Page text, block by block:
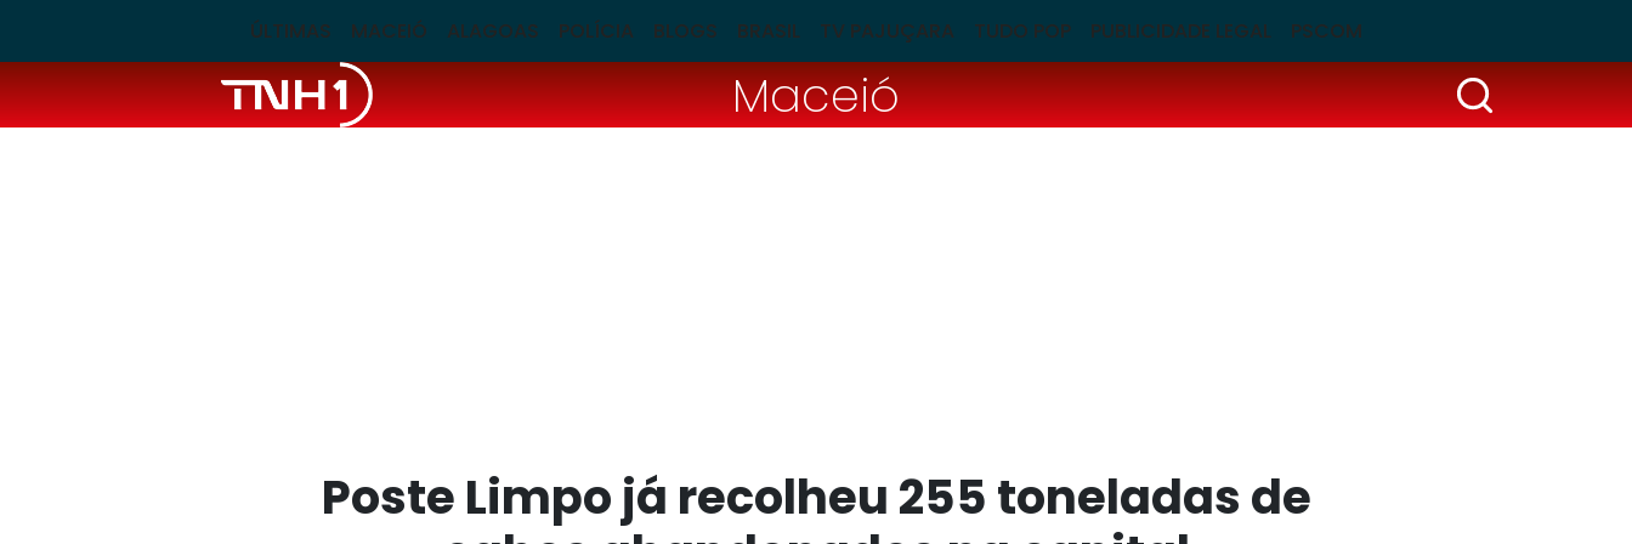
ÚLTIMAS MACEIÓ ALAGOAS POLÍCIA BLOGS BRASIL TV PAJUÇARA TUDO POP PUBLICIDADE LEGAL PSCOM
Maceió
Poste Limpo já recolheu 255 toneladas de